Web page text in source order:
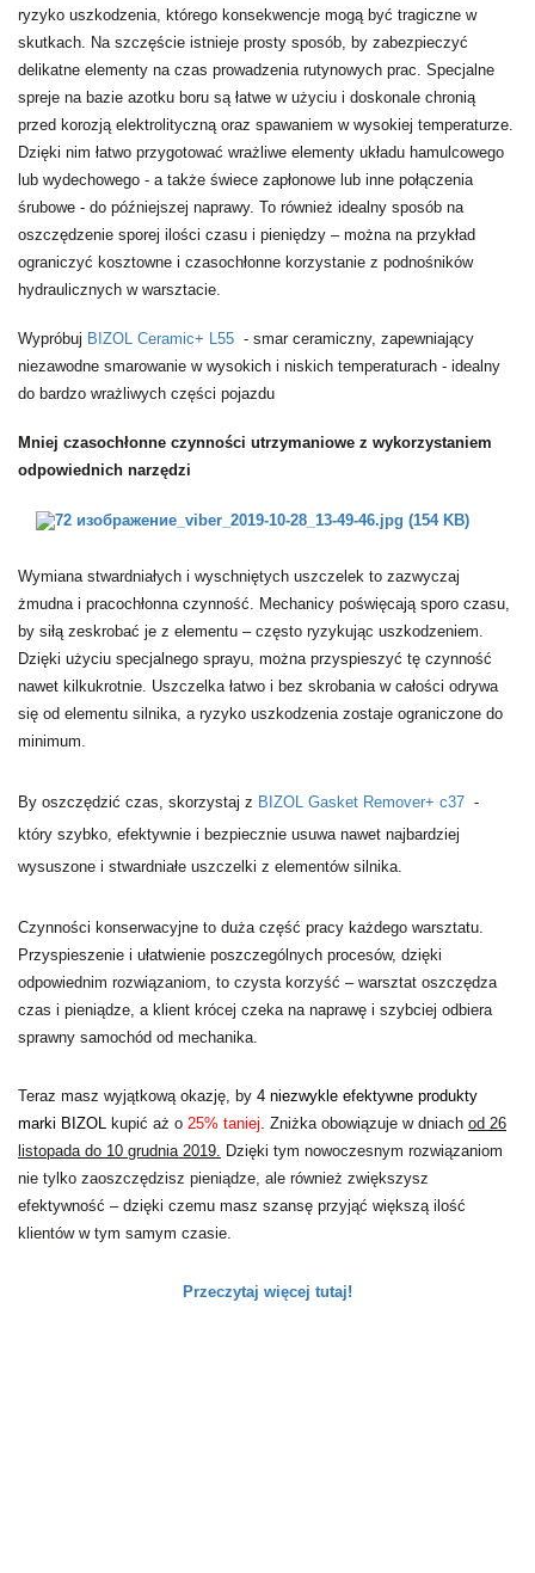
ryzyko uszkodzenia, którego konsekwencje mogą być tragiczne w
skutkach. Na szczęście istnieje prosty sposób, by zabezpieczyć
delikatne elementy na czas prowadzenia rutynowych prac. Specjalne
spreje na bazie azotku boru są łatwe w użyciu i doskonale chronią
przed korozją elektrolityczną oraz spawaniem w wysokiej temperaturze.
Dzięki nim łatwo przygotować wrażliwe elementy układu hamulcowego
lub wydechowego - a także świece zapłonowe lub inne połączenia
śrubowe - do późniejszej naprawy. To również idealny sposób na
oszczędzenie sporej ilości czasu i pieniędzy – można na przykład
ograniczyć kosztowne i czasochłonne korzystanie z podnośników
hydraulicznych w warsztacie.
Wypróbuj BIZOL Ceramic+ L55 - smar ceramiczny, zapewniający
niezawodne smarowanie w wysokich i niskich temperaturach - idealny
do bardzo wrażliwych części pojazdu
Mniej czasochłonne czynności utrzymaniowe z wykorzystaniem
odpowiednich narzędzi
Wymiana stwardniałych i wyschniętych uszczelek to zazwyczaj
żmudna i pracochłonna czynność. Mechanicy poświęcają sporo czasu,
by siłą zeskrobać je z elementu – często ryzykując uszkodzeniem.
Dzięki użyciu specjalnego sprayu, można przyspieszyć tę czynność
nawet kilkukrotnie. Uszczelka łatwo i bez skrobania w całości odrywa
się od elementu silnika, a ryzyko uszkodzenia zostaje ograniczone do
minimum.
By oszczędzić czas, skorzystaj z BIZOL Gasket Remover+ c37 -
który szybko, efektywnie i bezpiecznie usuwa nawet najbardziej
wysuszone i stwardniałe uszczelki z elementów silnika.
Czynności konserwacyjne to duża część pracy każdego warsztatu.
Przyspieszenie i ułatwienie poszczególnych procesów, dzięki
odpowiednim rozwiązaniom, to czysta korzyść – warsztat oszczędza
czas i pieniądze, a klient krócej czeka na naprawę i szybciej odbiera
sprawny samochód od mechanika.
Teraz masz wyjątkową okazję, by 4 niezwykle efektywne produkty
marki BIZOL kupić aż o 25% taniej. Zniżka obowiązuje w dniach od 26
listopada do 10 grudnia2019. Dzięki tym nowoczesnym rozwiązaniom
nie tylko zaoszczędzisz pieniądze, ale również zwiększysz
efektywność – dzięki czemu masz szansę przyjąć większą ilość
klientów w tym samym czasie.
Przeczytaj więcej tutaj!